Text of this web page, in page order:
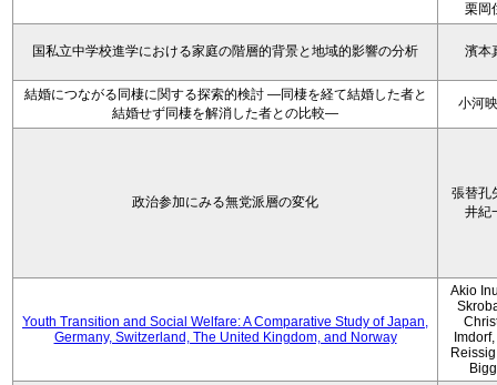
栗岡
国私立中学校進学における家庭の階層的背景と地域的影響の分析 濱本
結婚につながる同棲に関する探索的検討 ―同棲を経て結婚した者と
結婚せず同棲を解消した者との比較―
小河
政治参加にみる無党派層の変化
張替孔
井紀
Youth Transition and Social Welfare: A Comparative Study of Japan,
Germany, Switzerland, The United Kingdom, and Norway
Akio